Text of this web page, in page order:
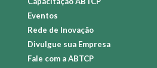
Eventos
Rede de Inovação
Divulgue sua Empresa
Fale com a ABTCP